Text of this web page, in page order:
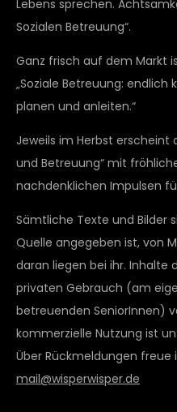
Lebens sprechen.
Sozialen Betreuung“.
Ganz frisch auf dem Markt
„Soziale Betreuung: endlich
planen und anleiten.“
Jeweils im Herbst erscheint
und Betreuung“ mit
nachdenklichen Impulsen
Sämtliche Texte und Bilder
Quelle angegeben ist, von
daran liegen bei ihr. Inhalte
privaten Gebrauch (am
betreuenden SeniorInnen)
kommerzielle Nutzung ist
Über Rückmeldungen
mail@wisperwisper.de